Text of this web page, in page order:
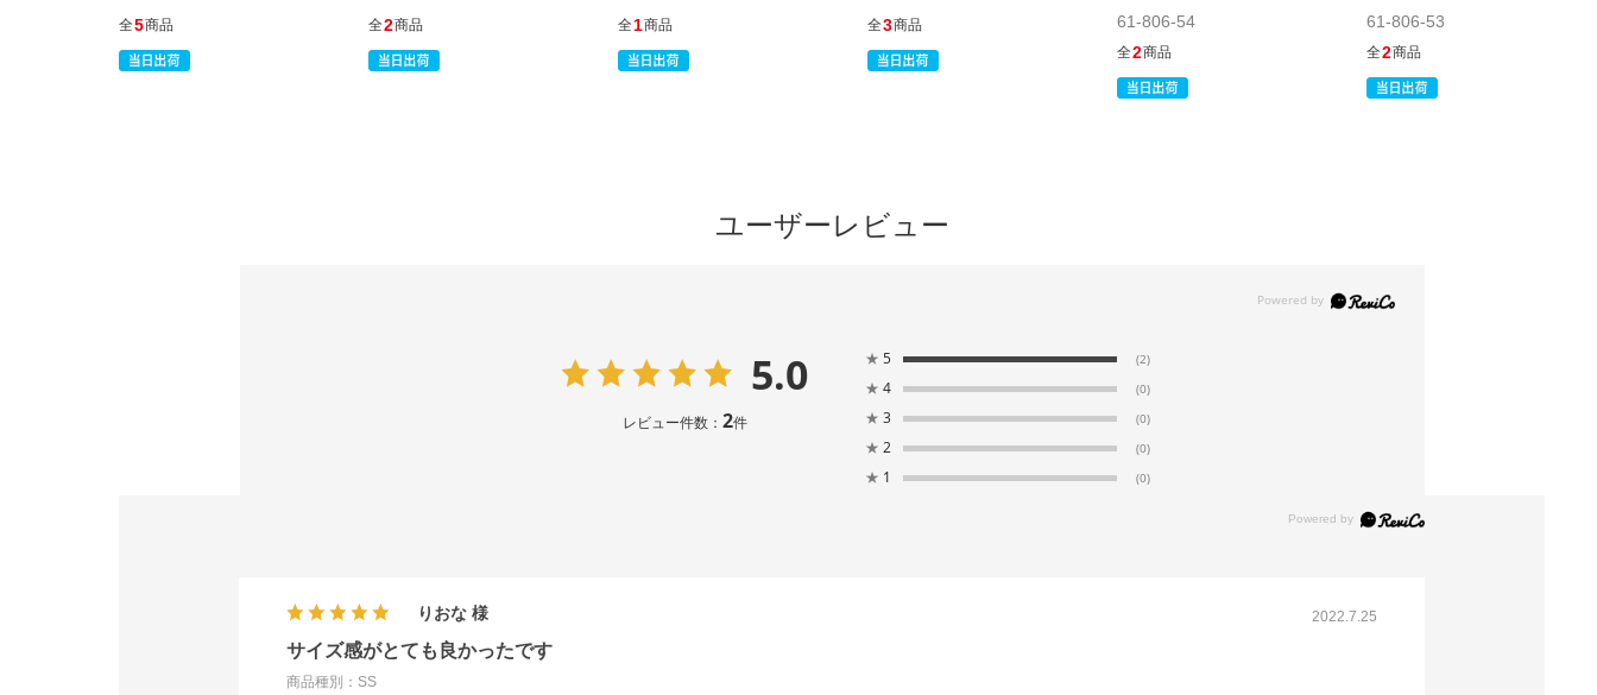
全5商品 全2商品 全1商品 全3商品 61-806-54
全2商品
61-806-53
全2商品
ユーザーレビュー
5.0
レビュー件数： 2件
★ 5 (2)
★ 4 (0)
★ 3 (0)
★ 2 (0)
★ 1 (0)
2022.7.25
サイズ感がとても良かったです
商品種別：SS
りおな